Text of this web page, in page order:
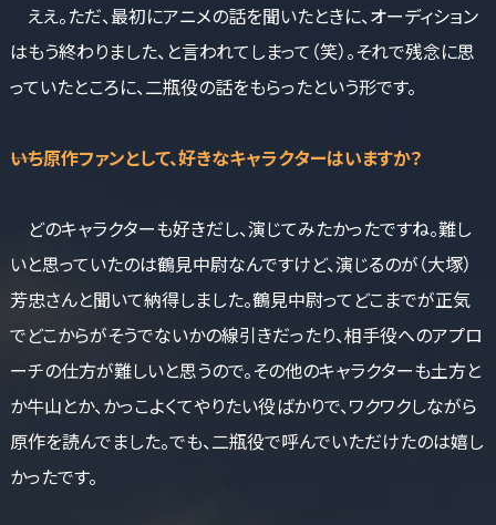
ええ。ただ、最初にアニメの話を聞いたときに、オーディション
はもう終わりました、と言われてしまって（笑）。それで残念に思
っていたところに、二瓶役の話をもらったという形です。
――いち原作ファンとして、好きなキャラクターはいますか？
どのキャラクターも好きだし、演じてみたかったですね。難し
いと思っていたのは鶴見中尉なんですけど、演じるのが（大塚）
芳忠さんと聞いて納得しました。鶴見中尉ってどこまでが正気
でどこからがそうでないかの線引きだったり、相手役へのアプロ
ーチの仕方が難しいと思うので。その他のキャラクターも土方と
か牛山とか、かっこよくてやりたい役ばかりで、ワクワクしながら
原作を読んでました。でも、二瓶役で呼んでいただけたのは嬉し
かったです。